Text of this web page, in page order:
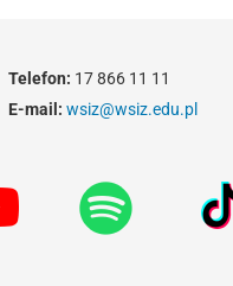
Telefon: 17 866 11 11
E-mail: wsiz@wsiz.edu.pl